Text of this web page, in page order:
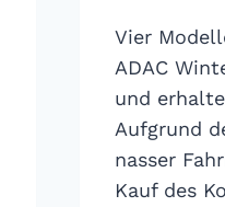
Vier
ADAC
und
Aufgrund
nasser
Kauf des